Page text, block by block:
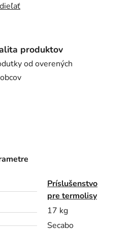
produktov
od overených
Príslušenstvo
pre termolisy
17 kg
Secabo